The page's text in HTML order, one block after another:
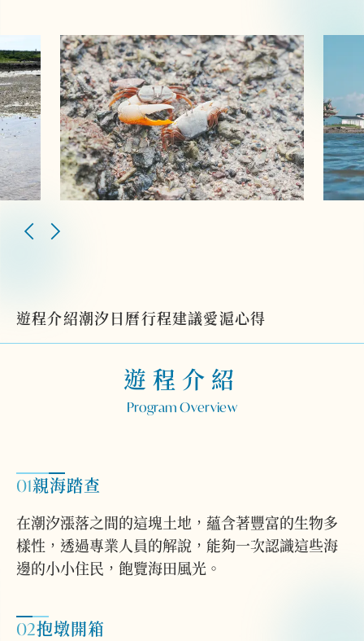
遊程介紹潮汐日曆行程建議愛滬心得
遊程介紹
Program Overview
01親海踏查
在潮汐漲落之間的這塊土地，蘊含著豐富的生物多
樣性，透過專業人員的解說，能夠一次認識這些海
邊的小小住民，飽覽海田風光。
02抱墩開箱